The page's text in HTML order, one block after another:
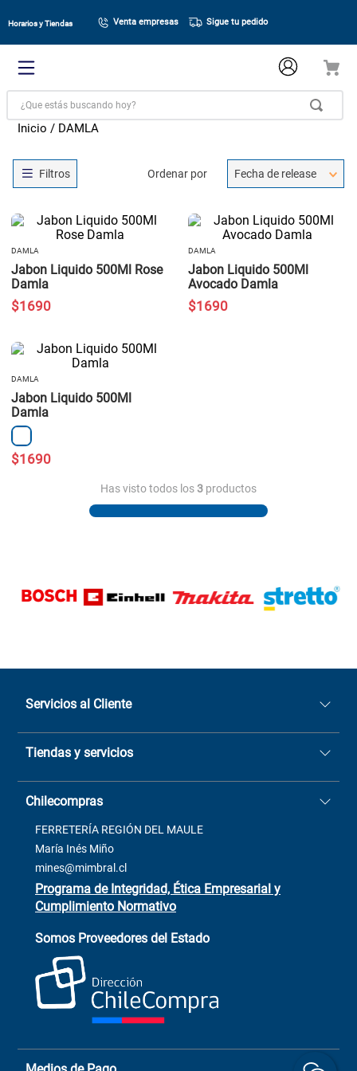
Horarios y Tiendas Venta empresas Sigue tu pedido
¿Que estás buscando hoy?
DAMLA
Ordenar por Fecha de release
DAMLA
Jabon Liquido 500Ml Rose
Damla
$1690
DAMLA
Jabon Liquido 500Ml
Avocado Damla
$1690
DAMLA
Jabon Liquido 500Ml
Damla
$1690
Has visto todos los 3 productos
Servicios al Cliente
Quiénes somos
Sucursales
Términos y condiciones
Contacto
Venta Terreno
Trabaja con Nosotros
+56 9 6779 0465
+(73) 256
ChileCompras
+56 9 9888 9549
Tiendas y servicios
Casa Matriz: Avenida Chorrillos
2137 San Javier, Fono (73)
Chilecompras
FERRETERÍA REGIÓN DEL MAULE
María Inés Miño
mines@mimbral.cl
Programa de Integridad, Ética Empresarial y
Cumplimiento Normativo
Somos Proveedores del Estado